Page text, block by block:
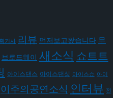
기사 리뷰 먼저보고왔습니다 무
브로드웨이 새소식쇼트트
아이스댄스 아이스댄싱 아이스쇼 아이
이주의공연소식 인터뷰 전